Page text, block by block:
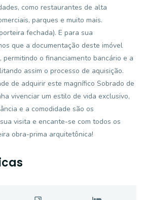
como restaurantes de alta
parques e muito mais.
fechada). E para sua
que a documentação deste imóvel
permitindo o financiamento bancário e a
assim o processo de aquisição.
de adquirir este magnífico Sobrado de
vivenciar um estilo de vida exclusivo,
e a comodidade são os
visita e encante-se com todos os
obra-prima arquitetônica!